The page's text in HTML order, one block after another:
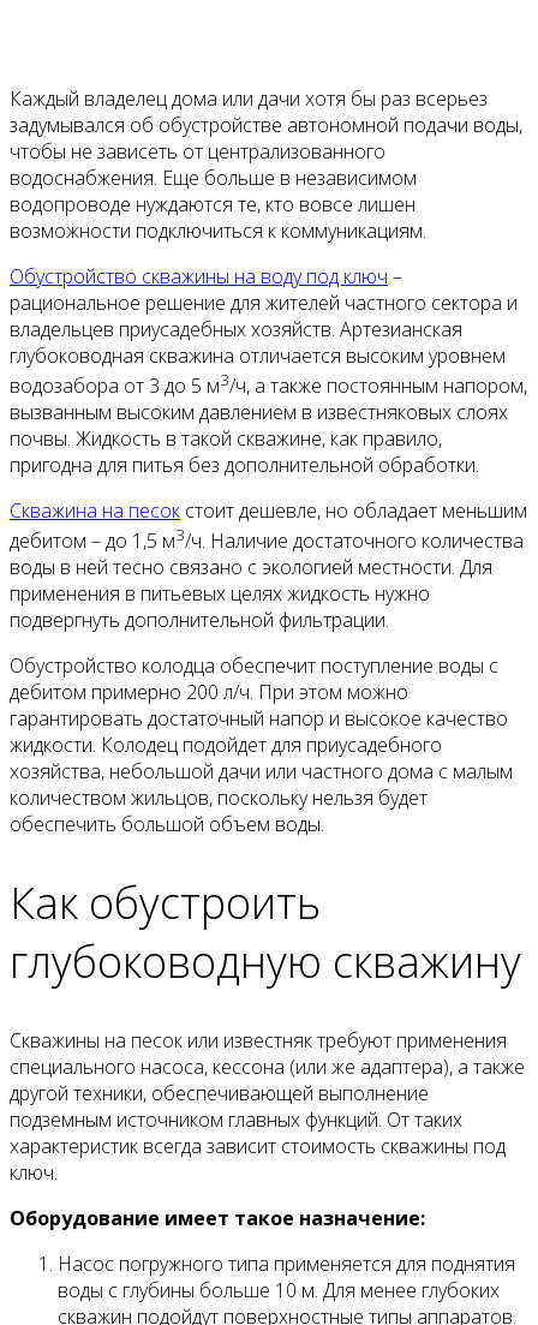
Каждый владелец дома или дачи хотя бы раз всерьез
задумывался об обустройстве автономной подачи воды,
чтобы не зависеть от централизованного
водоснабжения. Еще больше в независимом
водопроводе нуждаются те, кто вовсе лишен
возможности подключиться к коммуникациям.
Обустройство скважины на воду под ключ –
рациональное решение для жителей частного сектора и
владельцев приусадебных хозяйств. Артезианская
глубоководная скважина отличается высоким уровнем
водозабора от 3 до 5 м3/ч, а также постоянным напором,
вызванным высоким давлением в известняковых слоях
почвы. Жидкость в такой скважине, как правило,
пригодна для питья без дополнительной обработки.
Скважина на песок стоит дешевле, но обладает меньшим
дебитом – до 1,5 м3/ч. Наличие достаточного количества
воды в ней тесно связано с экологией местности. Для
применения в питьевых целях жидкость нужно
подвергнуть дополнительной фильтрации.
Обустройство колодца обеспечит поступление воды с
дебитом примерно 200 л/ч. При этом можно
гарантировать достаточный напор и высокое качество
жидкости. Колодец подойдет для приусадебного
хозяйства, небольшой дачи или частного дома с малым
количеством жильцов, поскольку нельзя будет
обеспечить большой объем воды.
Как обустроить
глубоководную скважину
Скважины на песок или известняк требуют применения
специального насоса, кессона (или же адаптера), а также
другой техники, обеспечивающей выполнение
подземным источником главных функций. От таких
характеристик всегда зависит стоимость скважины под
ключ.
Оборудование имеет такое назначение:
Насос погружного типа применяется для поднятия
воды с глубины больше 10 м. Для менее глубоких
скважин подойдут поверхностные типы аппаратов.